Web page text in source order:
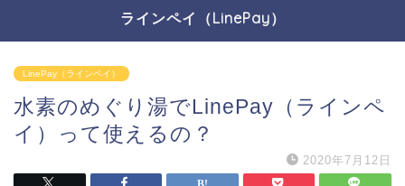
ラインペイ（LinePay）
LinePay（ラインペイ）
水素のめぐり湯でLinePay（ラインペ
イ）って使えるの？
2020年7月12日